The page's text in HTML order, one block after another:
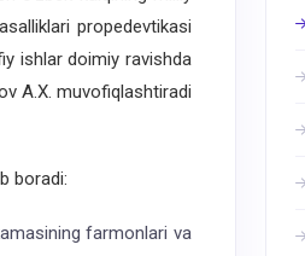
propedevtikasi
ishlar doimiy ravishda
A.X. muvofiqlashtiradi
boradi:
farmonlari va